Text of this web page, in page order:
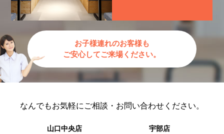
お子様連れのお客様も
ご安心してご来場ください。
なんでもお気軽に ご相談・お問い合わせください。
山口中央店 宇部店